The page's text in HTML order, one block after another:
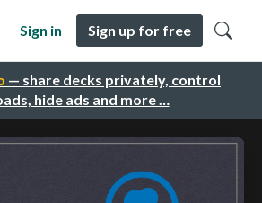
— share decks privately, control
hide ads and more …
Sign in Sign up for free